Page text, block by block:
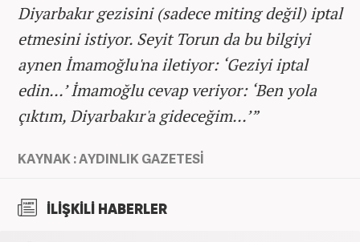
Diyarbakır gezisini (sadece miting değil) iptal
etmesini istiyor. Seyit Torun da bu bilgiyi
aynen İmamoğlu'na iletiyor: ‘Geziyi iptal
edin...’ İmamoğlu cevap veriyor: ‘Ben yola
çıktım, Diyarbakır'a gideceğim...’”
KAYNAK : AYDINLIK GAZETESİ
İLİŞKİLİ HABERLER